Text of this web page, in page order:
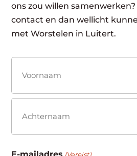
ons zou willen
contact en dan wellicht
met Worstelen in Luitert.
(Vereist)
Voornaam
E-mailadres (Vereist)